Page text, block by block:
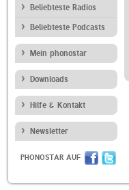
Beliebteste Radios
Beliebteste Podcasts
Mein phonostar
Downloads
Hilfe & Kontakt
Newsletter
PHONOSTAR AUF